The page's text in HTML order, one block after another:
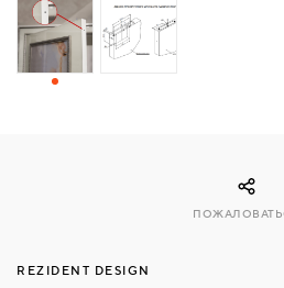
СВЯЗАТЬСЯ
REZIDENT DESIGN